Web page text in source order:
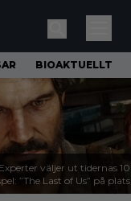
BIOAKTUELLT
Experter väljer ut tidernas
”The Last of Us” på